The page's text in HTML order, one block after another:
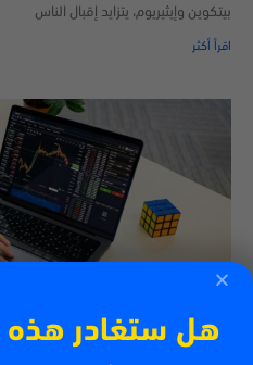
بيتكوين وإيثيريوم، يتزايد إقبال الناس
اقرأ أكثر
هل ستغادر هذه